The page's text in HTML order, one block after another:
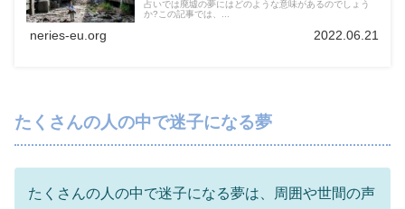
占いでは廃墟の夢にはどのような意味があるのでしょう
か?この記事では、...
neries-eu.org 2022.06.21
たくさんの人の中で迷子になる夢
たくさんの人の中で迷子になる夢は、周囲や世間の声